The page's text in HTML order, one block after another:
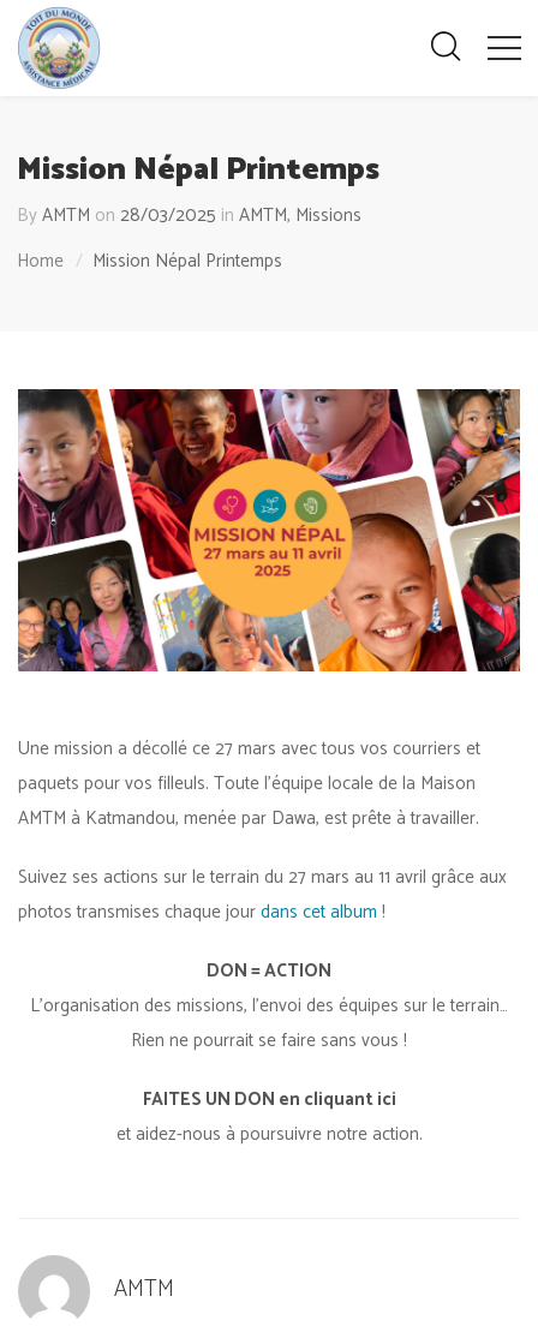
Mission Népal Printemps
ByAMTM on 28/03/2025 in AMTM, Missions
Home
Mission Népal Printemps
Une mission a décollé ce 27 mars avec tous vos courriers et
paquets pour vos filleuls. Toute l’équipe locale de la Maison
AMTM à Katmandou, menée par Dawa, est prête à travailler.
Suivez ses actions sur le terrain du 27 mars au 11 avril grâce aux
photos transmises chaque jourdans cet album !
DON = ACTION
L’organisation des missions, l’envoi des équipes sur le terrain…
Rien ne pourrait se faire sans vous !
FAITES UN DON en cliquant ici
et aidez-nous à poursuivre notre action.
AMTM